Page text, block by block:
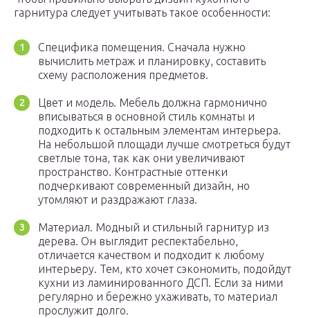
гарнитура следует учитывать такое особенности:
Специфика помещения. Сначала нужно
вычислить метраж и планировку, составить
схему расположения предметов.
Цвет и модель. Мебель должна гармонично
вписываться в основной стиль комнаты и
подходить к остальным элементам интерьера.
На небольшой площади лучше смотреться будут
светлые тона, так как они увеличивают
пространство. Контрастные оттенки
подчеркивают современный дизайн, но
утомляют и раздражают глаза.
Материал. Модный и стильный гарнитур из
дерева. Он выглядит респектабельно,
отличается качеством и подходит к любому
интерьеру. Тем, кто хочет сэкономить, подойдут
кухни из ламинированного ДСП. Если за ними
регулярно и бережно ухаживать, то материал
прослужит долго.